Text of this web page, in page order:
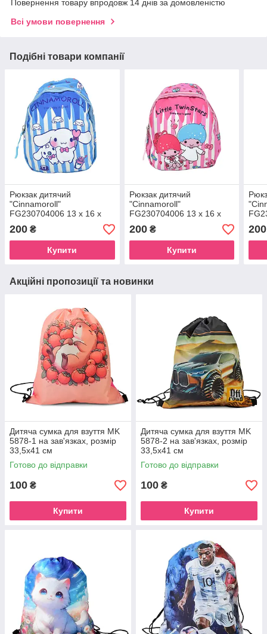
Повернення товару впродовж 14 днів за домовленістю
Всі умови повернення
Подібні товари компанії
Рюкзак дитячий
"Cinnamoroll"
FG230704006 13 x 16 x
6,5 см 1 ремінь, застібка-
блискавка Blue
200 ₴
Купити
Рюкзак дитячий
"Cinnamoroll"
FG230704006 13 x 16 x
6,5 см 1 ремінь, застібка-
блискавка Pink-1
200₴
Купити
6,5
200
Акційні пропозиції та новинки
Дитяча сумка для взуття MK
5878-1 на зав'язках, розмір
33,5х41 см
Готово до відправки
100 ₴
Купити
Дитяча сумка для взуття MK
5878-2 на зав'язках, розмір
33,5х41 см
Готово до відправки
100 ₴
Купити